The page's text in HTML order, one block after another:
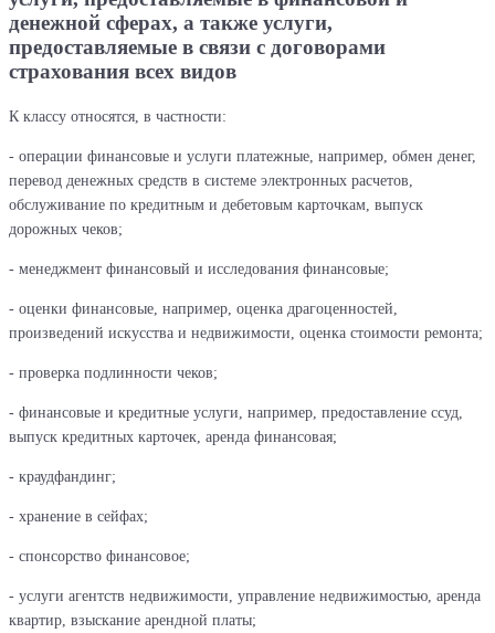
денежной сферах, а также услуги,
предоставляемые в связи с договорами
страхования всех видов
К классу относятся, в частности:
- операции финансовые и услуги платежные, например, обмен денег,
перевод денежных средств в системе электронных расчетов,
обслуживание по кредитным и дебетовым карточкам, выпуск
дорожных чеков;
- менеджмент финансовый и исследования финансовые;
- оценки финансовые, например, оценка драгоценностей,
произведений искусства и недвижимости, оценка стоимости ремонта;
- проверка подлинности чеков;
- финансовые и кредитные услуги, например, предоставление ссуд,
выпуск кредитных карточек, аренда финансовая;
- краудфандинг;
- хранение в сейфах;
- спонсорство финансовое;
- услуги агентств недвижимости, управление недвижимостью, аренда
квартир, взыскание арендной платы;